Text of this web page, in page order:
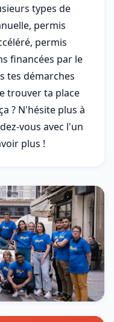
types de
permis
permis
financées par le
tes démarches
trouver ta place
? N'hésite plus à
vous avec l'un
plus !